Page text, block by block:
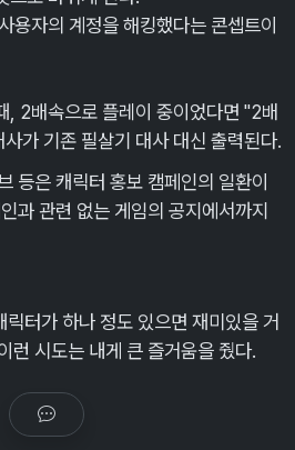
용자의 계정을 해킹했다는 콘셉트이
, 2배속으로 플레이 중이었다면 "2배
가 기존 필살기 대사 대신 출력된다.
등은 캐릭터 홍보 캠페인의 일환이
과 관련 없는 게임의 공지에서까지
터가 하나 정도 있으면 재미있을 거
런 시도는 내게 큰 즐거움을 줬다.